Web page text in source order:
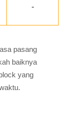
-
pasang
baiknya
yang